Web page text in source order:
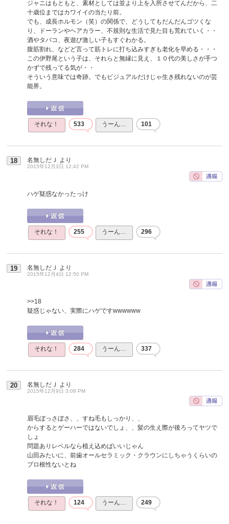
ジャニはもともと、素材としては並より上を入所させてんだから、二
十歳位まではカワイイの当たり前。
でも、成長ホルモン（笑）の関係で、どうしてもだんだんゴツくな
り、ドーランやヘアカラー、不規則な生活で見た目も荒れていく・・
酒やタバコ、夜遊び激しい子もすぐわかる。
腹筋割れ、などど言って筋トレに打ち込みすぎも老化を早める・・・
この伊野尾という子は、それらと無縁に見え、１０代の美しさが手つ
かずで残ってる気が・・
そういう意味では奇跡。でもビジュアルだけじゃ生き残れないのが芸
能界。
それな！ 533 うーん… 101
18 名無しだＪ より
2015年12月3日 12:42 PM
ハゲ疑惑なかったっけ
それな！ 255 うーん… 296
19 名無しだＪ より
2015年12月4日 12:50 PM
>>18
疑惑じゃない、実際にハゲですwwwwww
それな！ 284 うーん… 337
20 名無しだＪ より
2015年12月9日 3:08 PM
眉毛ぼっさぼさ、、すね毛もしっかり、、
からするとゲーハーではないでしょ、、髪の生え際が後ろってヤツで
しょ
問題ありレベルなら植え込めばいいじゃん
山田みたいに、前歯オールセラミック・クラウンにしちゃうくらいの
プロ根性ないとね
それな！ 124 うーん… 249